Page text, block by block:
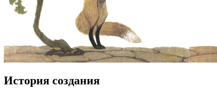
История создания